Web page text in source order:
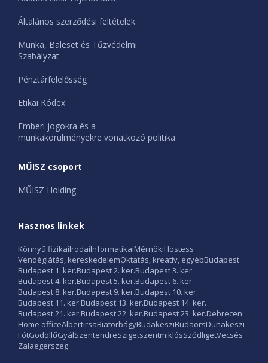
Általános szerződési feltételek
Munka, Baleset és Tűzvédelmi
Szabályzat
Pénztárfelelősség
Etikai Kódex
Emberi jogokra és a
munkakörülményekre vonatkozó politika
MŰISZ csoport
MŰISZ Holding
Hasznos linkek
Könnyű fizikaiIrodaiInformatikaiMérnökiHostess
Vendéglátás, kereskedelemOktatás, kreatív, egyébBudapest
Budapest 1. ker.Budapest 2. ker.Budapest 3. ker.
Budapest 4. ker.Budapest 5. ker.Budapest 6. ker.
Budapest 8. ker.Budapest 9. ker.Budapest 10. ker.
Budapest 11. ker.Budapest 13. ker.Budapest 14. ker.
Budapest 21. ker.Budapest 22. ker.Budapest 23. ker.Debrecen
Home officeAlbertirsaBiatorbágyBudakesziBudaörsDunakeszi
FótGödöllőGyálSzentendreSzigetszentmiklósSződligetVecsés
Zalaegerszeg